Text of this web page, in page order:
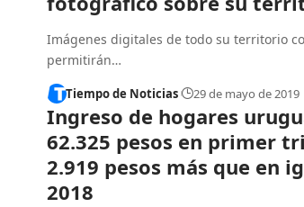
Imágenes digitales de todo su territorio
permitirán…
Tiempo de Noticias 29 de mayo de 2019
Ingreso de hogares
62.325 pesos en primer
2.919 pesos más que en
2018